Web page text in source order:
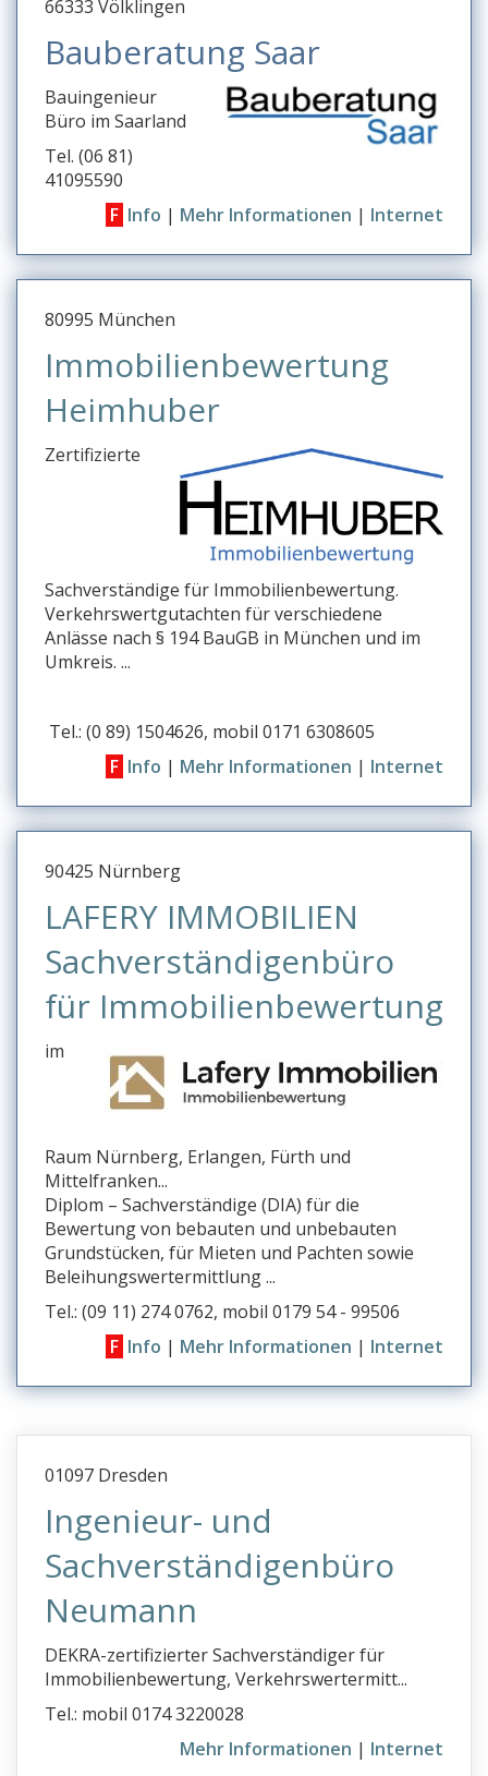
66333 Völklingen
Bauberatung Saar
Bauingenieur
Büro im Saarland
Tel. (06 81)
41095590
F Info | Mehr Informationen | Internet
80995 München
Immobilienbewertung
Heimhuber
Zertifizierte
Sachverständige für Immobilienbewertung.
Verkehrswertgutachten für verschiedene
Anlässe nach § 194 BauGB in München und im
Umkreis. ...
Tel.: (0 89) 1504626, mobil 0171 6308605
F Info | Mehr Informationen | Internet
90425 Nürnberg
LAFERY IMMOBILIEN
Sachverständigenbüro
für Immobilienbewertung
im
Raum Nürnberg, Erlangen, Fürth und
Mittelfranken...
Diplom – Sachverständige (DIA) für die
Bewertung von bebauten und unbebauten
Grundstücken, für Mieten und Pachten sowie
Beleihungswertermittlung ...
Tel.: (09 11) 274 0762, mobil 0179 54 - 99506
F Info | Mehr Informationen | Internet
01097 Dresden
Ingenieur- und
Sachverständigenbüro
Neumann
DEKRA-zertifizierter Sachverständiger für
Immobilienbewertung, Verkehrswertermitt...
Tel.: mobil 0174 3220028
Mehr Informationen | Internet